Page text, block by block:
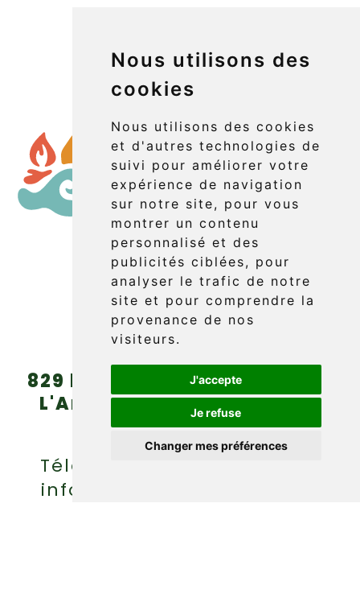
Nous utilisons des
cookies
Nous utilisons des cookies
et d'autres technologies de
suivi pour améliorer votre
expérience de navigation
sur notre site, pour vous
montrer un contenu
personnalisé et des
publicités ciblées, pour
analyser le trafic de notre
site et pour comprendre la
provenance de nos
visiteurs.
J'accepte
Je refuse
Changer mes préférences
Réserver
829 boul. Griffon (route 132)
L'Anse-au-Griffon, Gaspé
(Québec) G4X 6A9
Téléphone : (418) 360-6614
info@griffonaventure.com